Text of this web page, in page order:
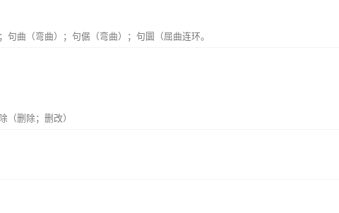
句曲（弯曲）；句倨（弯曲）；句圜（屈曲连环。
（删除；删改）